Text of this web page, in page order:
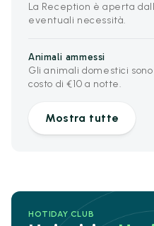
La Reception è aperta
eventuali necessità.
Animali ammessi
Gli animali domestici
costo di €10 a notte.
Mostra tutte
HOTIDAY CLUB